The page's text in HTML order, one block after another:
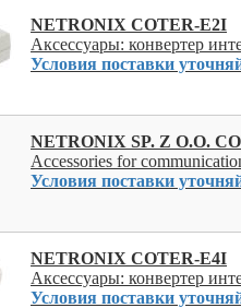
NETRONIX COTER-E2I
Аксессуары: конвертер
Условия поставки
NETRONIX SP. Z O.O.
Accessories for
Условия поставки
NETRONIX COTER-E4I
Аксессуары: конвертер
Условия поставки